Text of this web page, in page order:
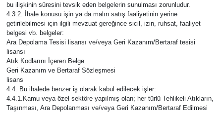
bu ilişkinin süresini tevsik eden belgelerin sunulması zorunludur.
4.3.2. İhale konusu işin ya da malın satış faaliyetinin yerine
getirilebilmesi için ilgili mevzuat gereğince sicil, izin, ruhsat, faaliyet
belgesi vb. belgeler:
Ara Depolama Tesisi lisansı ve/veya Geri Kazanım/Bertaraf tesisi
lisansı
Atık Kodlarını İçeren Belge
Geri Kazanım ve Bertaraf Sözleşmesi
lisans
4.4. Bu ihalede benzer iş olarak kabul edilecek işler:
4.4.1.Kamu veya özel sektöre yapılmış olan; her türlü Tehlikeli Atıkların,
Taşınması, Ara Depolanması ve/veya Geri Kazanım/Bertaraf Edilmesi